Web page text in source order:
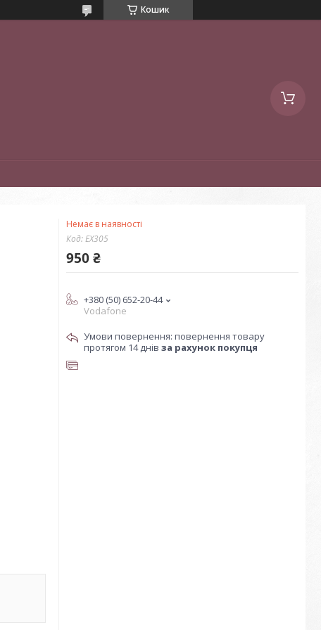
Кошик
Немає в наявності
Код:EX305
950 ₴
+380 (50) 652-20-44
Vodafone
повернення товару
протягом 14 днів за рахунок покупця